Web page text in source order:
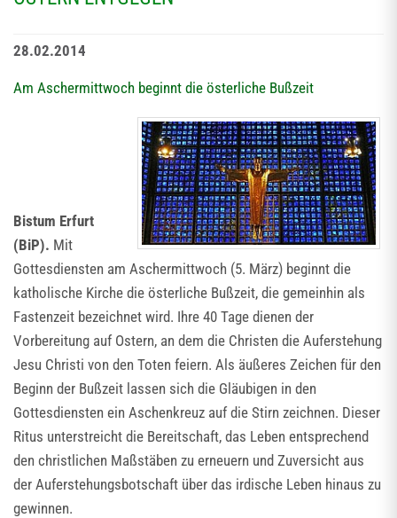
28.02.2014
Am Aschermittwoch beginnt die österliche Bußzeit
Bistum Erfurt
(BiP). Mit
Gottesdiensten am Aschermittwoch (5. März) beginnt die
katholische Kirche die österliche Bußzeit, die gemeinhin als
Fastenzeit bezeichnet wird. Ihre 40 Tage dienen der
Vorbereitung auf Ostern, an dem die Christen die Auferstehung
Jesu Christi von den Toten feiern. Als äußeres Zeichen für den
Beginn der Bußzeit lassen sich die Gläubigen in den
Gottesdiensten ein Aschenkreuz auf die Stirn zeichnen. Dieser
Ritus unterstreicht die Bereitschaft, das Leben entsprechend
den christlichen Maßstäben zu erneuern und Zuversicht aus
der Auferstehungsbotschaft über das irdische Leben hinaus zu
gewinnen.